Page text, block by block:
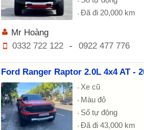
Đã đi 20,000 km
Mr Hoàng
0332 722 122
- 0922 477 776
Ford Ranger Raptor 2.0L 4x4 AT -
Xe cũ
Màu đỏ
Số tự động
Đã đi 43,000 km